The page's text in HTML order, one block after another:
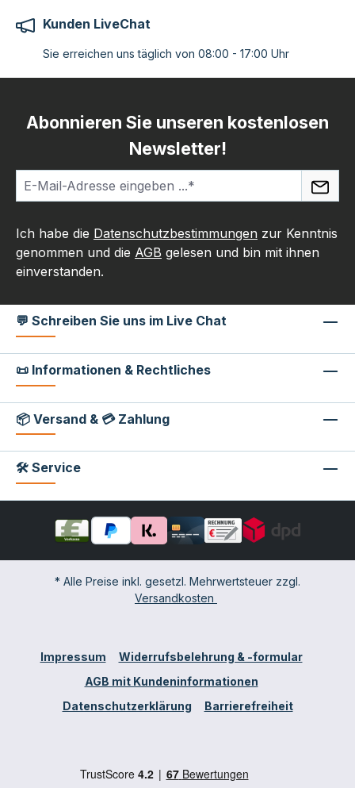
Kunden LiveChat
Sie erreichen uns täglich von 08:00 - 17:00 Uhr
Abonnieren Sie unseren kostenlosen
Newsletter!
Ich habe die Datenschutzbestimmungen zur Kenntnis
genommen und die AGB gelesen und bin mit ihnen
einverstanden.
💬 Schreiben Sie uns im Live Chat
📜 Informationen & Rechtliches
📦 Versand & 💳 Zahlung
🛠 Service
* Alle Preise inkl. gesetzl. Mehrwertsteuer zzgl.
Versandkosten
Impressum
Widerrufsbelehrung & -formular
AGB mit Kundeninformationen
Datenschutzerklärung
Barrierefreiheit